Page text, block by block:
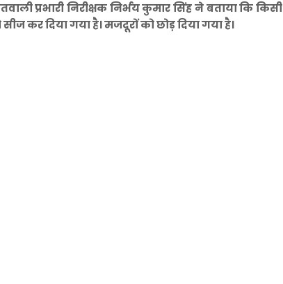
प्रभारी निरीक्षक निर्भय कुमार सिंह ने बताया कि किसी
कर दिया गया है। मजदूरों को छोड़ दिया गया है।